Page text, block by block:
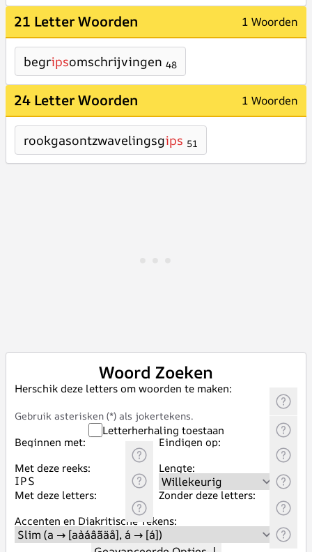
21 Letter Woorden 1 Woorden
begripsomschrijvingen 48
24 Letter Woorden 1 Woorden
rookgasontzwavelingsgips 51
Woord Zoeken
Herschik deze letters om woorden te maken:
Gebruik asterisken (*) als jokertekens.
Letterherhaling toestaan
Beginnen met:
Eindigen op:
Met deze reeks:
Lengte:
Met deze letters:
Zonder deze letters:
Accenten en Diakritische Tekens: